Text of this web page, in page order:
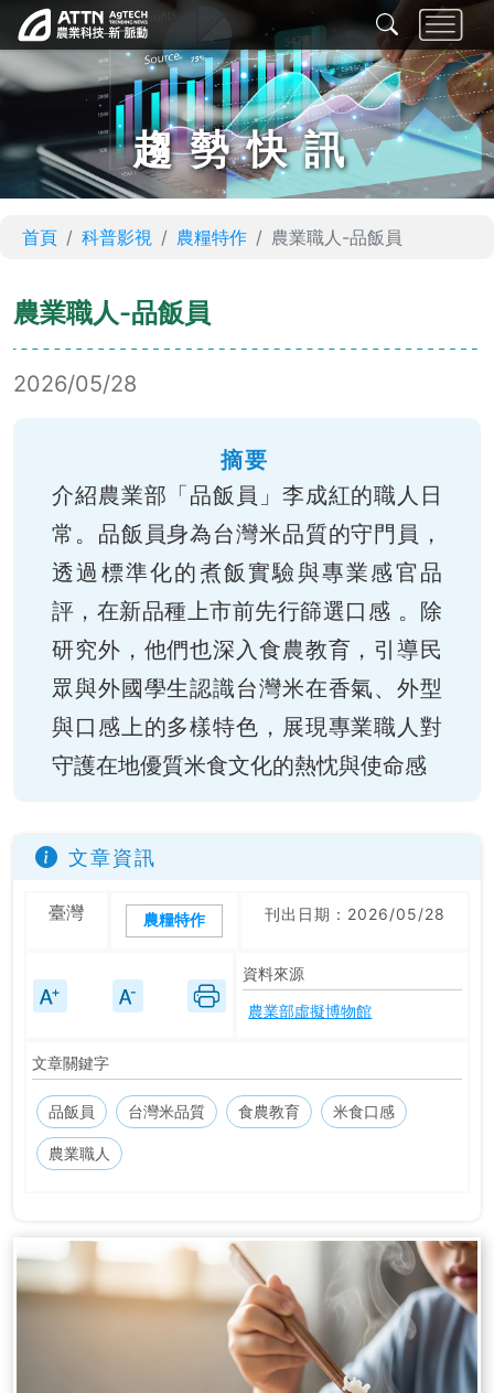
趨勢快訊
首頁 科普影視 農糧特作 農業職人-品飯員
農業職人-品飯員
2026/05/28
摘要
介紹農業部「品飯員」李成紅的職人日
常。品飯員身為台灣米品質的守門員，
透過標準化的煮飯實驗與專業感官品
評，在新品種上市前先行篩選口感 。除
研究外，他們也深入食農教育，引導民
眾與外國學生認識台灣米在香氣、外型
與口感上的多樣特色，展現專業職人對
守護在地優質米食文化的熱忱與使命感
文章資訊
臺灣 農糧特作 刊出日期：2026/05/28
資料來源
農業部虛擬博物館
文章關鍵字
品飯員 台灣米品質 食農教育 米食口感
農業職人